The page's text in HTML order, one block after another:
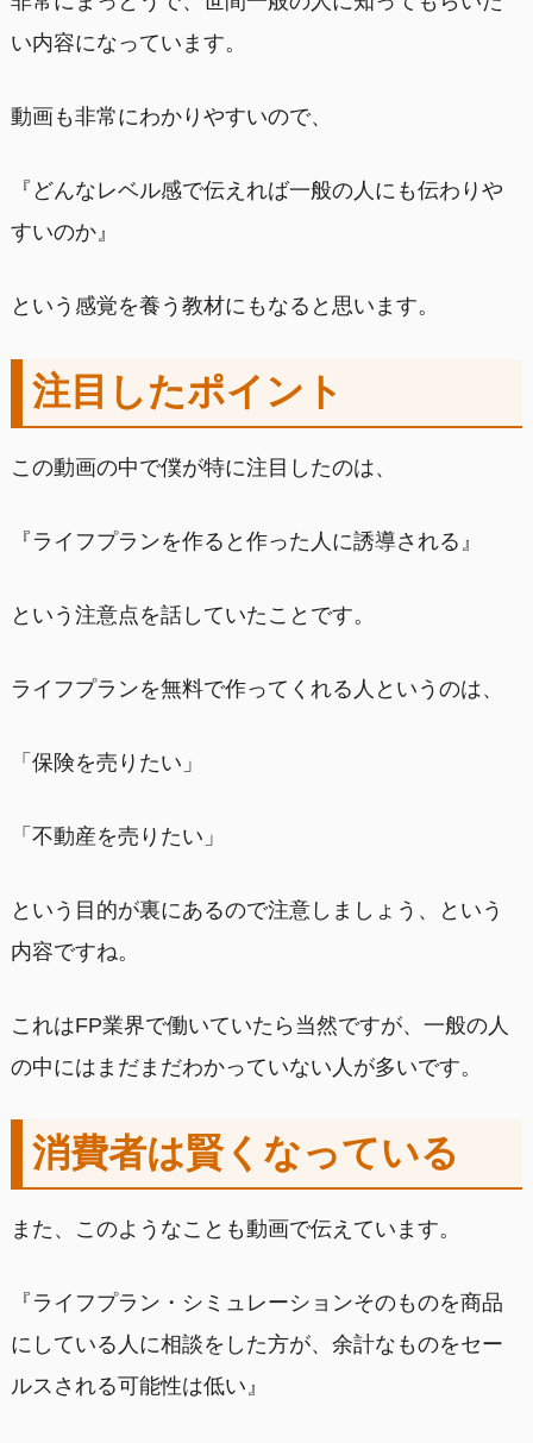
い内容になっています。
動画も非常にわかりやすいので、
『どんなレベル感で伝えれば一般の人にも伝わりや
すいのか』
という感覚を養う教材にもなると思います。
注目したポイント
この動画の中で僕が特に注目したのは、
『ライフプランを作ると作った人に誘導される』
という注意点を話していたことです。
ライフプランを無料で作ってくれる人というのは、
「保険を売りたい」
「不動産を売りたい」
という目的が裏にあるので注意しましょう、という
内容ですね。
これはFP業界で働いていたら当然ですが、一般の人
の中にはまだまだわかっていない人が多いです。
消費者は賢くなっている
また、このようなことも動画で伝えています。
『ライフプラン・シミュレーションそのものを商品
にしている人に相談をした方が、余計なものをセー
ルスされる可能性は低い』